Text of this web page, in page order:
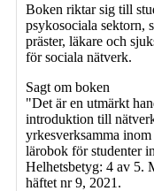
Boken riktar sig till
psykosociala sektorn,
präster, läkare och
för sociala nätverk.
Sagt om boken
"Det är en utmärkt
introduktion till
yrkesverksamma
lärobok för studenter
Helhetsbetyg: 4 av 5.
häftet nr 9, 2021.